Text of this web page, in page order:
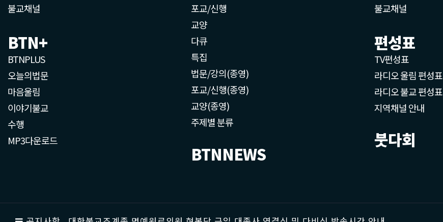
불교채널
BTN+
BTNPLUS
오늘의법문
마음울림
이야기불교
수행
MP3다운로드
포교/신행
교양
다큐
특집
법문/강의(종영)
포교/신행(종영)
교양(종영)
주제별 분류
BTNNEWS
불교채널
편성표
TV편성표
라디오 울림 편성표
라디오 불교 편성표
지역채널 안내
붓다회